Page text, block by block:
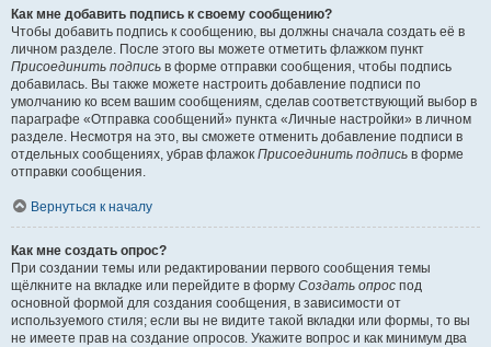
Как мне добавить подпись к своему сообщению?
Чтобы добавить подпись к сообщению, вы должны сначала создать её в
личном разделе. После этого вы можете отметить флажком пункт
Присоединить подпись в форме отправки сообщения, чтобы подпись
добавилась. Вы также можете настроить добавление подписи по
умолчанию ко всем вашим сообщениям, сделав соответствующий выбор в
параграфе «Отправка сообщений» пункта «Личные настройки» в личном
разделе. Несмотря на это, вы сможете отменить добавление подписи в
отдельных сообщениях, убрав флажок Присоединить подпись в форме
отправки сообщения.
Вернуться к началу
Как мне создать опрос?
При создании темы или редактировании первого сообщения темы
щёлкните на вкладке или перейдите в форму Создать опрос под
основной формой для создания сообщения, в зависимости от
используемого стиля; если вы не видите такой вкладки или формы, то вы
не имеете прав на создание опросов. Укажите вопрос и как минимум два